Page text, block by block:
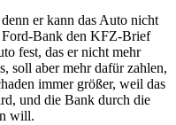
er kann das Auto nicht
Bank den KFZ-Brief
fest, das er nicht mehr
soll aber mehr dafür zahlen,
immer größer, weil das
und die Bank durch die
will.